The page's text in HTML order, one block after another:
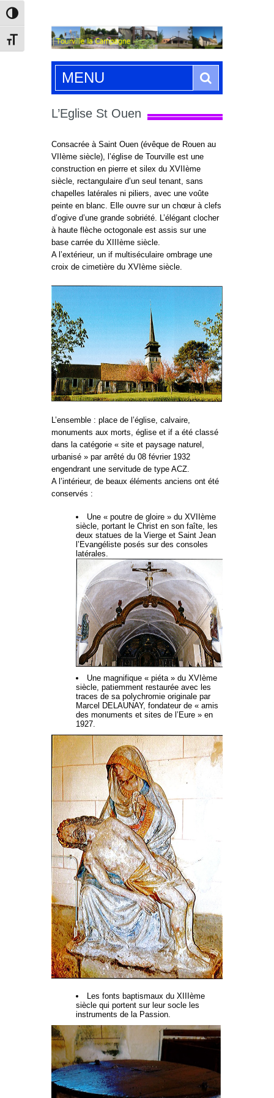
Passer en contraste élevé
Changer la taille de la police
MENU
L’Eglise St Ouen
Consacrée à Saint Ouen (évêque de Rouen au
VIIème siècle), l’église de Tourville est une
construction en pierre et silex du XVIIème
siècle, rectangulaire d’un seul tenant, sans
chapelles latérales ni piliers, avec une voûte
peinte en blanc. Elle ouvre sur un chœur à clefs
d’ogive d’une grande sobriété. L’élégant clocher
à haute flèche octogonale est assis sur une
base carrée du XIIIème siècle.
A l’extérieur, un if multiséculaire ombrage une
croix de cimetière du XVIème siècle.
L’ensemble : place de l’église, calvaire,
monuments aux morts, église et if a été classé
dans la catégorie « site et paysage naturel,
urbanisé » par arrêté du 08 février 1932
engendrant une servitude de type ACZ.
A l’intérieur, de beaux éléments anciens ont été
conservés :
Une « poutre de gloire » du XVIIème
siècle, portant le Christ en son faîte, les
deux statues de la Vierge et Saint Jean
l’Evangéliste posés sur des consoles
latérales.
Une magnifique « piéta » du XVIème
siècle, patiemment restaurée avec les
traces de sa polychromie originale par
Marcel DELAUNAY, fondateur de « amis
des monuments et sites de l’Eure » en
1927.
Les fonts baptismaux du XIIIème
siècle qui portent sur leur socle les
instruments de la Passion.